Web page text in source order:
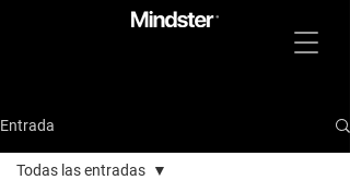
Entrada
Todas las entradas